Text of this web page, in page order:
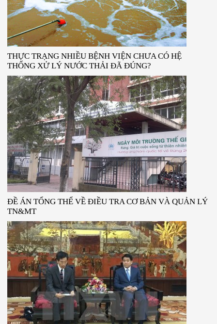
THỰC TRẠNG NHIỀU BỆNH VIỆN CHƯA CÓ HỆ
THỐNG XỬ LÝ NƯỚC THẢI ĐÃ ĐÚNG?
ĐỀ ÁN TỔNG THỂ VỀ ĐIỀU TRA CƠ BẢN VÀ QUẢN LÝ
TN&MT